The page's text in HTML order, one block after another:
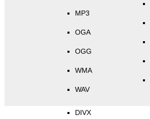
MP3
OGA
OGG
WMA
WAV
DIVX